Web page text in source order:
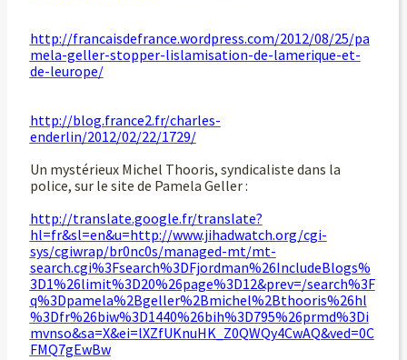
http://francaisdefrance.wordpress.com/2012/08/25/pa
mela-geller-stopper-lislamisation-de-lamerique-et-
de-leurope/
http://blog.france2.fr/charles-
enderlin/2012/02/22/1729/
Un mystérieux Michel Thooris, syndicaliste dans la
police, sur le site de Pamela Geller :
http://translate.google.fr/translate?
hl=fr&sl=en&u=http://www.jihadwatch.org/cgi-
sys/cgiwrap/br0nc0s/managed-mt/mt-
search.cgi%3Fsearch%3DFjordman%26IncludeBlogs%
3D1%26limit%3D20%26page%3D12&prev=/search%3F
q%3Dpamela%2Bgeller%2Bmichel%2Bthooris%26hl
%3Dfr%26biw%3D1440%26bih%3D795%26prmd%3Di
mvnso&sa=X&ei=lXZfUKnuHK_Z0QWQy4CwAQ&ved=0C
FMQ7gEwBw